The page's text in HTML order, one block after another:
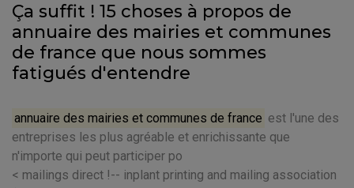
Ça suffit ! 15 choses à propos de
annuaire des mairies et communes
de france que nous sommes
fatigués d'entendre
annuaire des mairies et communes de france est l'une des
entreprises les plus agréable et enrichissante que
n'importe qui peut participer po
< mailings direct !-- inplant printing and mailing association